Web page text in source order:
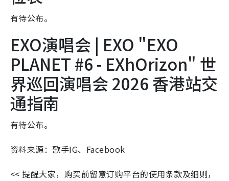
有待公布。
EXO演唱会 | EXO "EXO
PLANET #6 - EXhOrizon" 世
界巡回演唱会 2026 香港站交
通指南
有待公布。
资料来源：歌手IG、Facebook
<< 提醒大家，购买前留意订购平台的使用条款及细则，